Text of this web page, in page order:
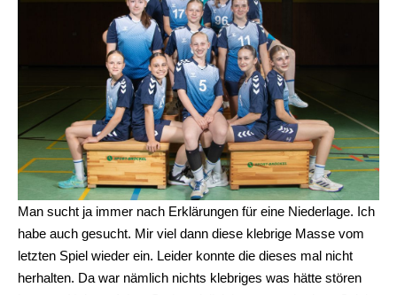
Man sucht ja immer nach Erklärungen für eine Niederlage. Ich
habe auch gesucht. Mir viel dann diese klebrige Masse vom
letzten Spiel wieder ein. Leider konnte die dieses mal nicht
herhalten. Da war nämlich nichts klebriges was hätte stören